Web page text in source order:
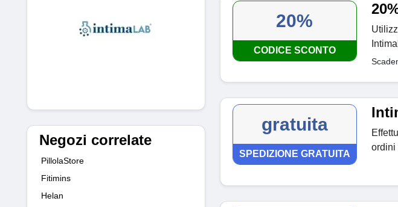
Negozi correlate
PillolaStore
Fitimins
Helan
20%
CODICE SCONTO
gratuita
SPEDIZIONE GRATUITA
ordini